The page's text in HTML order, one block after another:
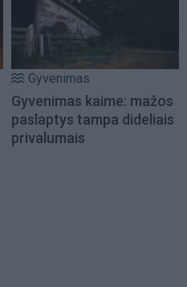
Gyvenimas
Gyvenimas kaime: mažos
paslaptys tampa dideliais
privalumais